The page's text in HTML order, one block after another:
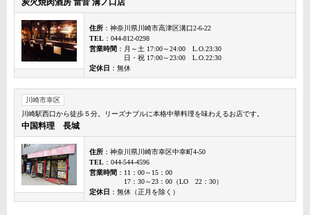
炭火焼肉酒房 雷音 溝ノ口店
住所 ：神奈川県川崎市高津区溝口2-6-22
TEL ：044-812-0298
営業時間 ：月～土 17:00～24:00 L.O.23:30
日・祝 17:00～23:00 L.O.22:30
定休日 ：無休
川崎市幸区
川崎駅西口から徒歩５分。リーズナブルに本格中華料理を味わえるお店です。
中国料理 長城
住所 ：神奈川県川崎市幸区中幸町4-50
TEL ：044-544-4596
営業時間 ：11：00～15：00
17：30～23：00（LO 22：30）
定休日 ：無休（正月を除く）